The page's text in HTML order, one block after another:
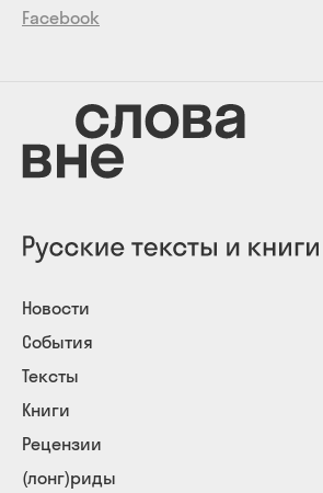
Facebook
Новости
События
Тексты
Книги
Рецензии
(лонг)риды